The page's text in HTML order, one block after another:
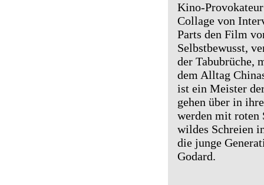
Kino-
Collage von
Parts den Film
Selbstbewusst,
der Tabubrüche,
dem Alltag
ist ein Meister
gehen über in
werden mit roten
wildes Schreien
die junge
Godard.